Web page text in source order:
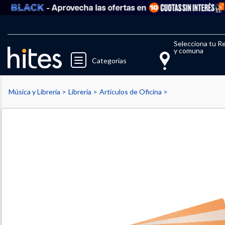
- Aprovecha las ofertas en
Categorías
Selecciona tu
y comuna
Llegaste al límite de productos
Música y Librería Librería Artículos de Oficina